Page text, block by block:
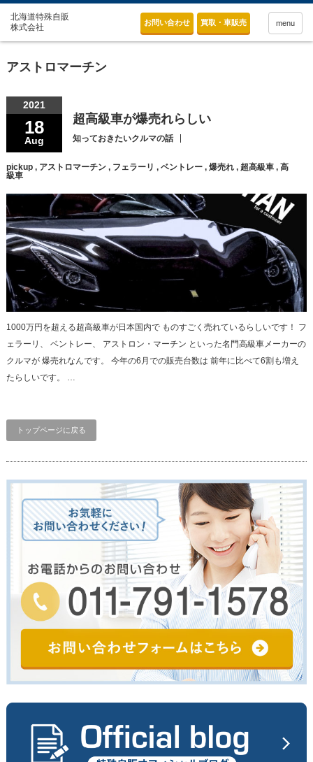
お問い合わせ 買取・車販売 menu
アストロマーチン
2021
18
Aug
超高級車が爆売れらしい
知っておきたいクルマの話
pickup, アストロマーチン, フェラーリ , ベントレー, 爆売れ, 超高級車, 高
級車
1000万円を超える超高級車が日本国内で ものすごく売れているらしいです！ フ
ェラーリ、 ベントレー、 アストロン・マーチン といった名門高級車メーカーの
クルマが 爆売れなんです。 今年の6月での販売台数は 前年に比べて6割も増え
たらしいです。 …
トップページに戻る